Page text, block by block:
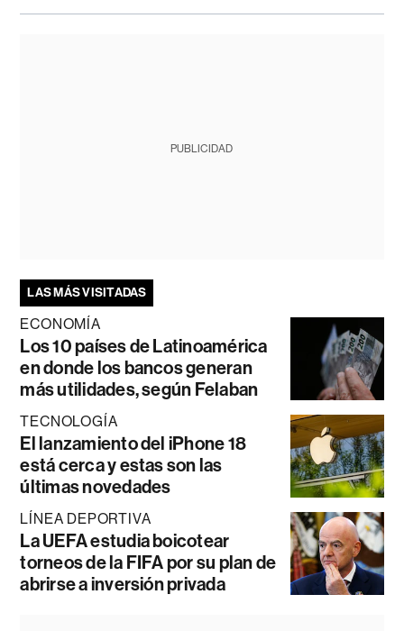
PUBLICIDAD
LAS MÁS VISITADAS
ECONOMÍA
Los 10 países de Latinoamérica
en donde los bancos generan
más utilidades, según Felaban
TECNOLOGÍA
El lanzamiento del iPhone 18
está cerca y estas son las
últimas novedades
LÍNEA DEPORTIVA
La UEFA estudia boicotear
torneos de la FIFA por su plan de
abrirse a inversión privada